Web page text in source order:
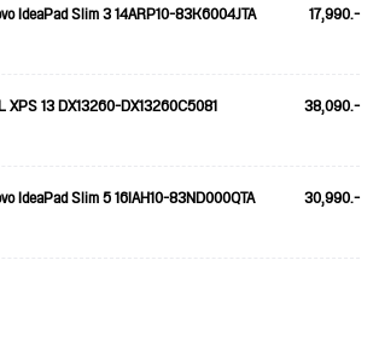
IdeaPad Slim 3 14ARP10-83K6004JTA 17,990.-
XPS 13 DX13260-DX13260C5081 38,090.-
IdeaPad Slim 5 16IAH10-83ND000QTA 30,990.-